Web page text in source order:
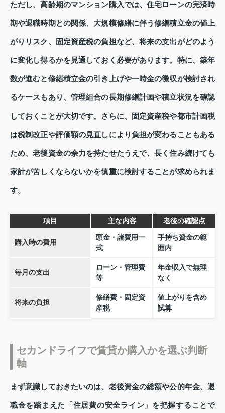
ただし、高齢期のマンション購入では、住宅ローンの完済時
期や退職時期との関係、大規模修繕に伴う修繕積立金の値上
がりリスク、固定資産税の負担など、将来の支出がどのよう
に変化し得るかを見通しておく必要があります。特に、築年
数が進むと修繕積立金の引き上げや一時金の徴収が検討され
るケースもあり、管理組合の長期修繕計画や積立状況を確認
しておくことが大切です。さらに、固定資産税や都市計画税
は税制改正や評価額の見直しにより負担が変わることもある
ため、老後資金の余力を持たせたうえで、長く住み続けても
家計が苦しくならないかを慎重に検討することが求められま
す。
項目 主な内容 老後の確認点
購入時の費用
頭金・諸費用一
式
手持ち資金の範
囲内
毎月の支出
ローン・管理費
等
年金収入で無理
なく
将来の負担
修繕費・固定資
産税
値上がりを含め
試算
セカンドライフで賃貸か購入かを選ぶ判断
軸
まず意識しておきたいのは、老後資金の総額や公的年金、退
職金を踏まえた「住居費の安全ライン」を把握することで